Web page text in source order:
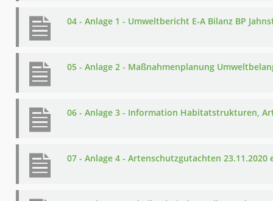
04 - Anlage 1 - Umweltbericht E-A Bilanz BP
05 - Anlage 2 - Maßnahmenplanung
06 - Anlage 3 - Information Habitatstrukturen,
07 - Anlage 4 - Artenschutzgutachten 23.11.2020